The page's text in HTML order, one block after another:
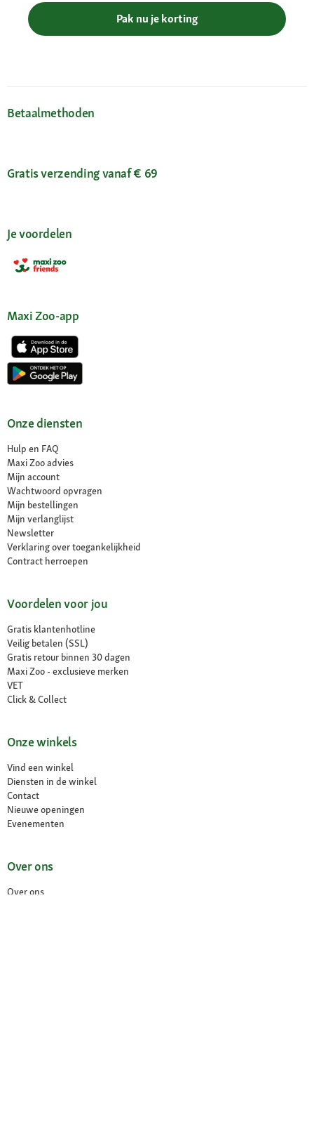
Pak nu je korting
Betaalmethoden
Gratis verzending vanaf € 69
Je voordelen
Maxi Zoo-app
Onze diensten
Hulp en FAQ
Maxi Zoo advies
Mijn account
Wachtwoord opvragen
Mijn bestellingen
Mijn verlanglijst
Newsletter
Verklaring over toegankelijkheid
Contract herroepen
Voordelen voor jou
Gratis klantenhotline
Veilig betalen (SSL)
Gratis retour binnen 30 dagen
Maxi Zoo - exclusieve merken
VET
Click & Collect
Onze winkels
Vind een winkel
Diensten in de winkel
Contact
Nieuwe openingen
Evenementen
Over ons
Over ons